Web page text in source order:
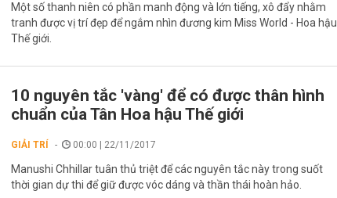
Một số thanh niên có phần manh động và lớn tiếng, xô đẩy nhằm
tranh được vị trí đẹp để ngắm nhìn đương kim Miss World - Hoa hậu
Thế giới.
10 nguyên tắc 'vàng' để có được thân hình
chuẩn của Tân Hoa hậu Thế giới
GIẢI TRÍ 00:00 | 22/11/2017
Manushi Chhillar tuân thủ triệt để các nguyên tắc này trong suốt
thời gian dự thi để giữ được vóc dáng và thần thái hoàn hảo.